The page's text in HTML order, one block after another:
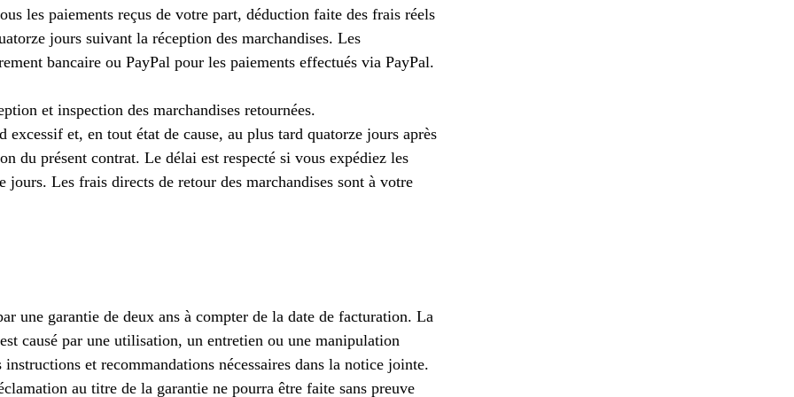
les paiements reçus de votre part, déduction faite des frais réels
jours suivant la réception des marchandises. Les
bancaire ou PayPal pour les paiements effectués via PayPal.
et inspection des marchandises retournées.
excessif et, en tout état de cause, au plus tard quatorze jours après
du présent contrat. Le délai est respecté si vous expédiez les
jours. Les frais directs de retour des marchandises sont à votre
une garantie de deux ans à compter de la date de facturation. La
causé par une utilisation, un entretien ou une manipulation
et recommandations nécessaires dans la notice jointe.
au titre de la garantie ne pourra être faite sans preuve